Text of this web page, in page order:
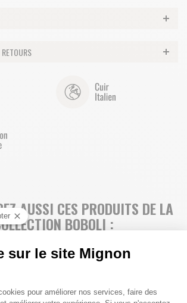
AUSSI CES PRODUITS DE LA
BOBOLI :